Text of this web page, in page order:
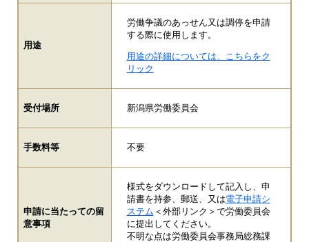
用途
労働争議のあっせん又は調停を申請
する際に使用します。
用途の詳細については、こちらをク
リック
受付場所 新潟県労働委員会
手数料等 不要
申請に当たっての留
意事項
様式をダウンロードして記入し、申
請書を持参、郵送、又は電子申請シ
ステム ＜外部リンク＞ で労働委員会
に提出してください。
不明な点は労働委員会事務局総務課